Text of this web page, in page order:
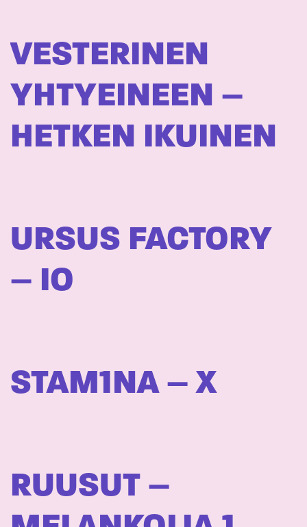
VESTERINEN
YHTYEINEEN –
HETKEN IKUINEN
URSUS FACTORY
– IO
STAM1NA – X
RUUSUT –